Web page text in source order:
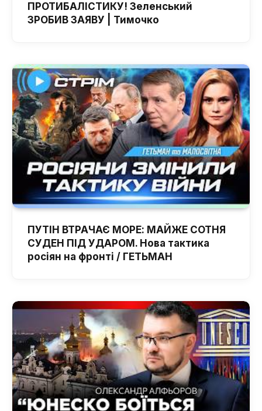
ПРОТИБАЛІСТИКУ! Зеленський
ЗРОБИВ ЗАЯВУ | Тимочко
ПУТІН ВТРАЧАЄ МОРЕ: МАЙЖЕ СОТНЯ
СУДЕН ПІД УДАРОМ. Нова тактика
росіян на фронті / ГЕТЬМАН